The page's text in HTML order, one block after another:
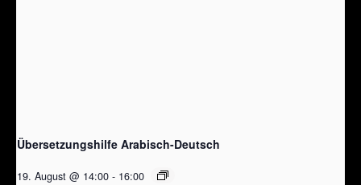
Übersetzungshilfe Arabisch-Deutsch
19. August @ 14:00 - 16:00